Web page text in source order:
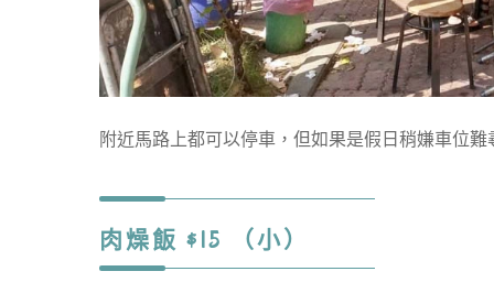
附近馬路上都可以停車，但如果是假日稍嫌車位難
肉燥飯 $15 （小）